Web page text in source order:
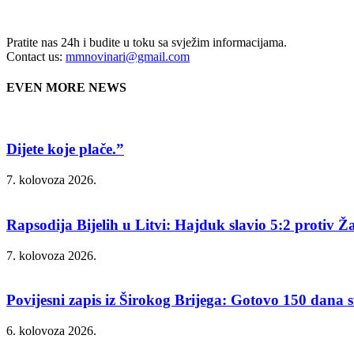
Pratite nas 24h i budite u toku sa svježim informacijama.
Contact us: mmnovinari@gmail.com
EVEN MORE NEWS
Dijete koje plače.”
7. kolovoza 2026.
Rapsodija Bijelih u Litvi: Hajduk slavio 5:2 protiv
7. kolovoza 2026.
Povijesni zapis iz Širokog Brijega: Gotovo 150 dana
6. kolovoza 2026.